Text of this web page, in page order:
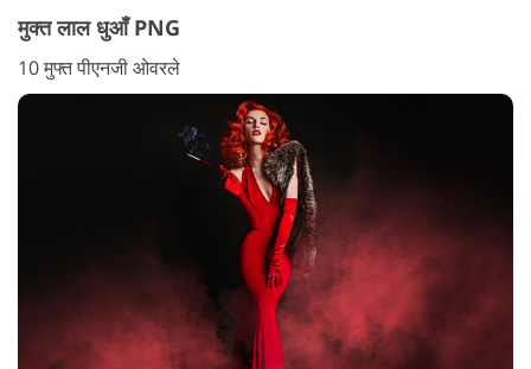
मुक्त लाल धुआँ PNG
10 मुफ्त पीएनजी ओवरले